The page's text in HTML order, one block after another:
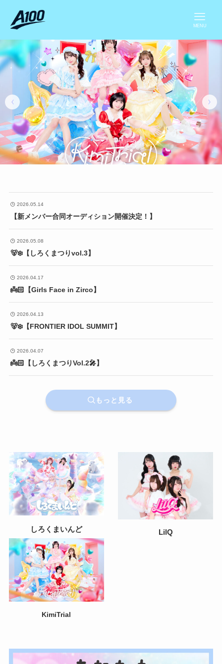
MENU
2026.05.14
【新メンバー合同オーディション開催決定！】
2026.05.08
🐻‍❄️【しろくまつりvol.3】
2026.04.17
👼🏻【Girls Face in Zirco】
2026.04.13
🐻‍❄️【FRONTIER IDOL SUMMIT】
2026.04.07
👼🏻【しろくまつりVol.2🎤】
もっと見る
しろくまいんど LilQ
KimiTrial